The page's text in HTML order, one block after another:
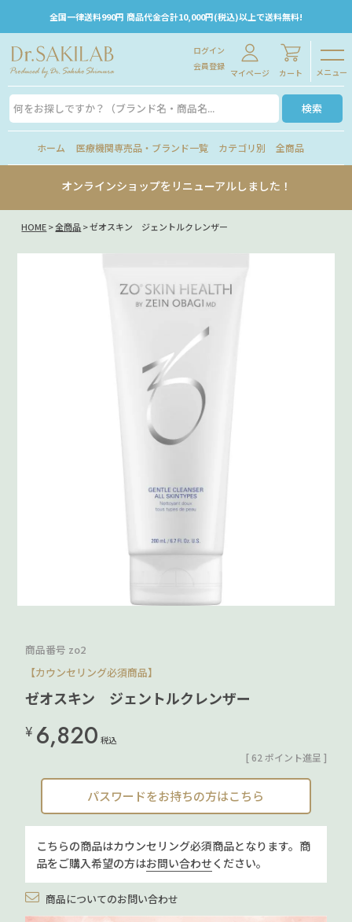
全国一律送料990円 商品代金合計10,000円(税込)以上で送料無料!
ログイン
会員登録
マイページ カート メニュー
検索
ホーム 医療機関専売品・ブランド一覧 カテゴリ別 全商品
オンラインショップをリニューアルしました！
HOME 全商品 ゼオスキン ジェントルクレンザー
商品番号 zo2
【カウンセリング必須商品】
ゼオスキン ジェントルクレンザー
¥ 6,820 税込
[ 62 ポイント進呈 ]
パスワードをお持ちの方はこちら
こちらの商品はカウンセリング必須商品となります。商
品をご購入希望の方はお問い合わせください。
商品についてのお問い合わせ